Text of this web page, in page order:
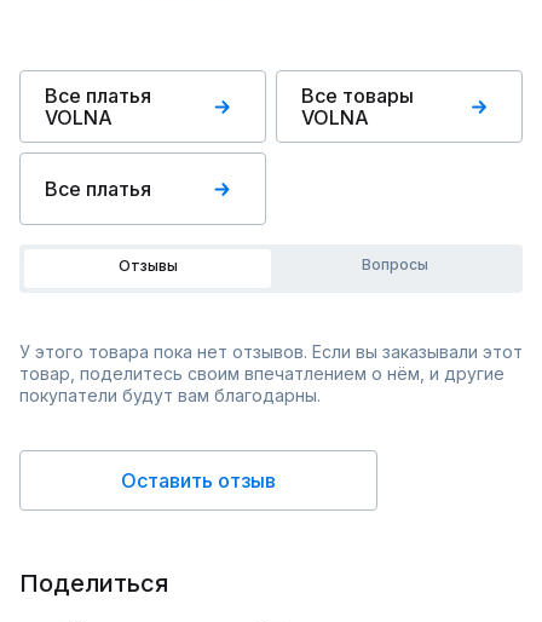
Все платья
VOLNA
Все товары
VOLNA
Все платья
Отзывы Вопросы
У этого товара пока нет отзывов. Если вы заказывали этот
товар, поделитесь своим впечатлением о нём, и другие
покупатели будут вам благодарны.
Оставить отзыв
Поделиться